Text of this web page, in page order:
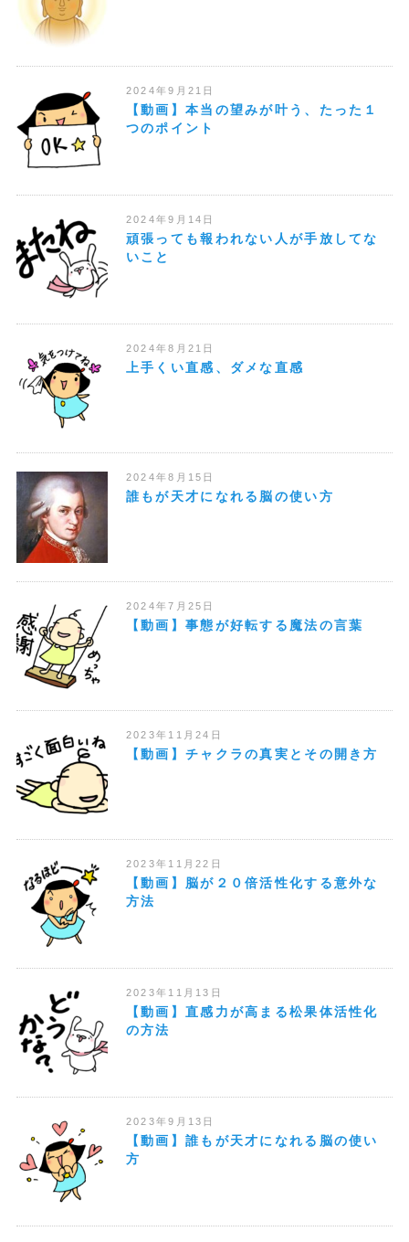
2024年9月21日
【動画】本当の望みが叶う、たった１
つのポイント
2024年9月14日
頑張っても報われない人が手放してな
いこと
2024年8月21日
上手くい直感、ダメな直感
2024年8月15日
誰もが天才になれる脳の使い方
2024年7月25日
【動画】事態が好転する魔法の言葉
2023年11月24日
【動画】チャクラの真実とその開き方
2023年11月22日
【動画】脳が２０倍活性化する意外な
方法
2023年11月13日
【動画】直感力が高まる松果体活性化
の方法
2023年9月13日
【動画】誰もが天才になれる脳の使い
方